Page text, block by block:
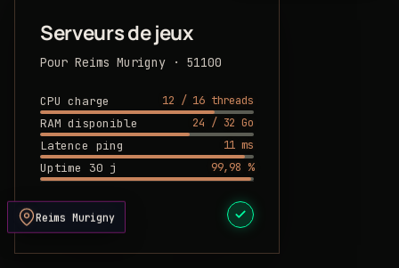
Serveurs de jeux
Pour Reims Murigny · 51100
CPU charge
12 / 16 threads
RAM disponible
24 / 32 Go
Latence ping
11 ms
Uptime 30 j
99,98 %
DEVIS PRÊT
Reims Murigny